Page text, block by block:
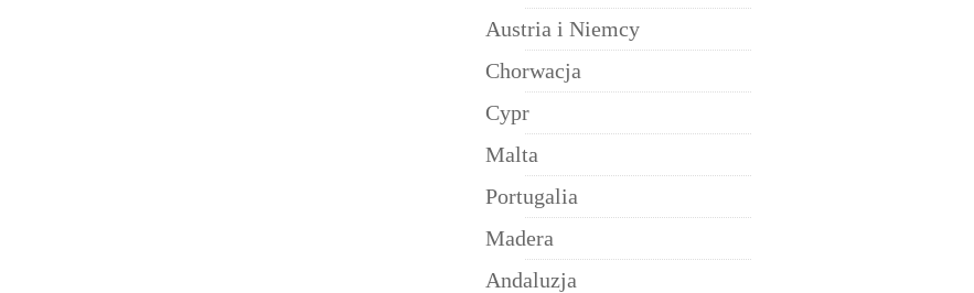
Austria i Niemcy
Chorwacja
Cypr
Malta
Portugalia
Madera
Andaluzja